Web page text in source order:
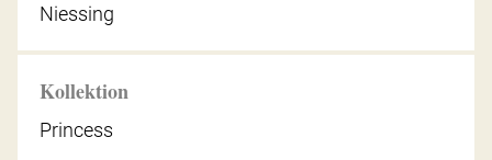
Niessing
Kollektion
Princess